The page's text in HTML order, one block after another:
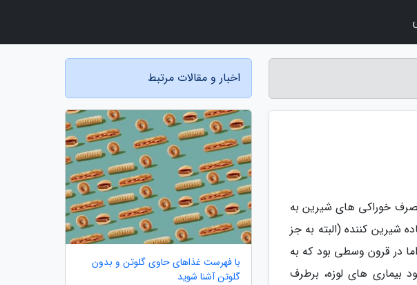
خوراکی های شیرین به
شیرین کننده (البته به جز
در قرون وسطی بود که به
بیماری های لوزه، برطرف
اخبار و مقالات مرتبط
با فهرست غذاهای حاوی گلوتن و بدون
گلوتن آشنا شوید